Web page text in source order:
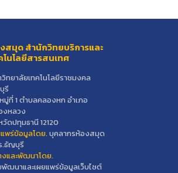
สมุด สำนักวิทยบริการและ
โนโลยีสารสนเทศ
ทยาลัยเทคโนโลยีราชมงคล
รี
มู่ที่ 1 ตำบลคลองหก อำเภอ
งหลวง
ดปทุมธานี 12120
พร่ข้อมูลโดย.บุคลากรห้องสมุด
.ธัญบุรี
งและพัฒนาโดย.
ฒนาและเผยแพร่ข้อมูลเว็บไซต์